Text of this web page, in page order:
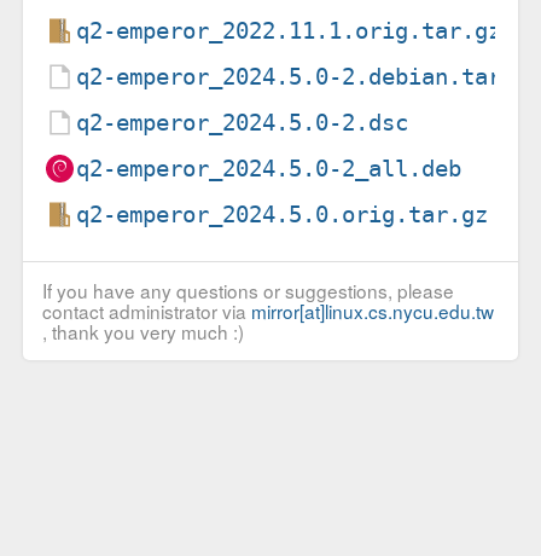
q2-emperor_2022.11.1.orig.tar.gz
q2-emperor_2024.5.0-2.debian.tar.xz
q2-emperor_2024.5.0-2.dsc
q2-emperor_2024.5.0-2_all.deb
q2-emperor_2024.5.0.orig.tar.gz
If you have any questions or suggestions, please
contact administrator via mirror[at]linux.cs.nycu.edu.tw
, thank you very much :)